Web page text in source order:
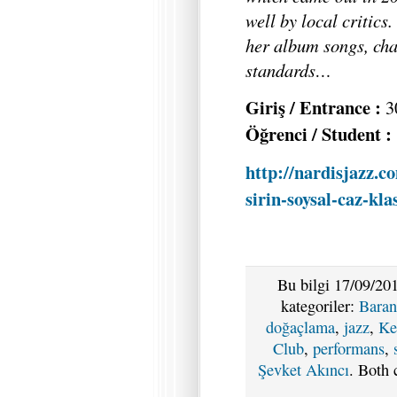
well by local critics.
her album songs,
standards…
Giriş / Entrance :
Öğrenci / Student :
http://
sirin-soysal-caz-
Bu bilgi 17/09/
kategoriler:
doğaçlama, jazz,
Club, performans,
Şevket Akıncı. Both